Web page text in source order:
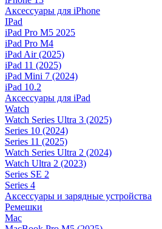
Аксессуары для iPhone
IPad
iPad Pro M5 2025
iPad Pro M4
iPad Air (2025)
iPad 11 (2025)
iPad Mini 7 (2024)
iPad 10.2
Аксессуары для iPad
Watch
Watch Series Ultra 3 (2025)
Series 10 (2024)
Series 11 (2025)
Watch Series Ultra 2 (2024)
Watch Ultra 2 (2023)
Series SE 2
Series 4
Аксессуары и зарядные устройства
Ремешки
Mac